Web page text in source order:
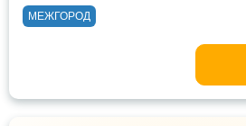
МЕЖГОРОД